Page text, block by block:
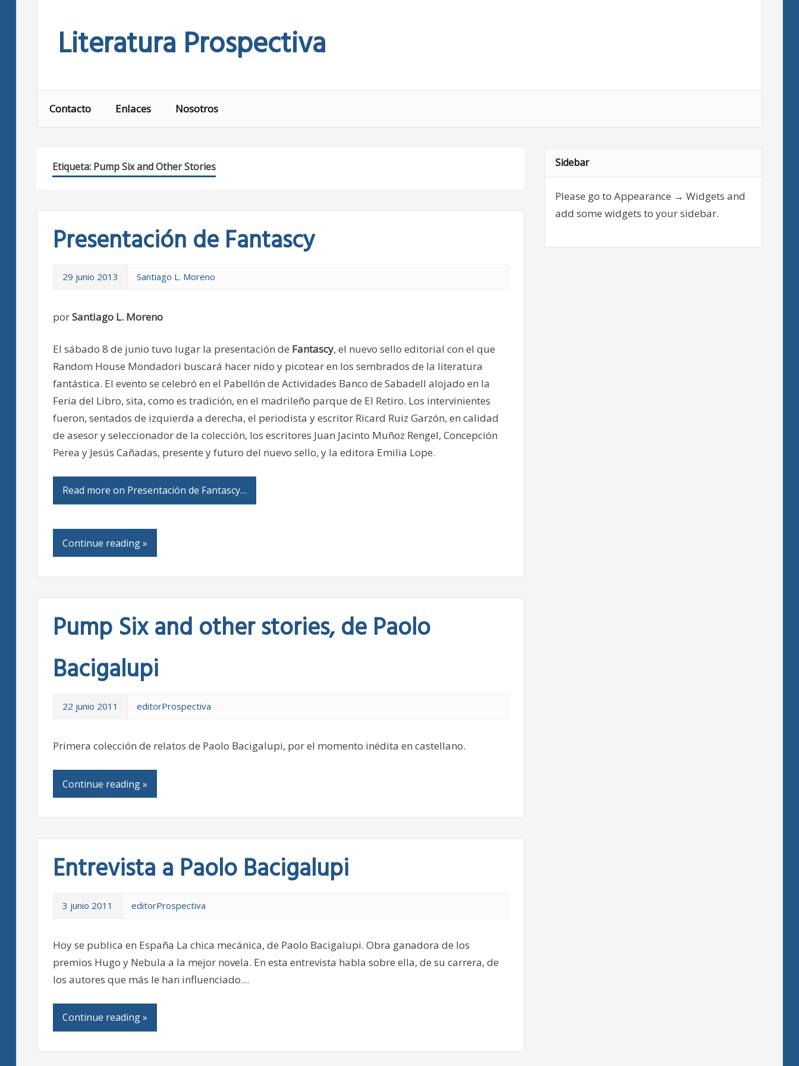
Literatura Prospectiva
Contacto Enlaces Nosotros
Etiqueta: Pump Six and Other Stories
Presentación de Fantascy
29 junio 2013 Santiago L. Moreno
porSantiago L. Moreno
El sábado 8 de junio tuvo lugar la presentación de Fantascy, el nuevo sello editorial con el que
Random House Mondadori buscará hacer nido y picotear en los sembrados de la literatura
fantástica. El evento se celebró en el Pabellón de Actividades Banco de Sabadell alojado en la
Feria del Libro, sita, como es tradición, en el madrileño parque de El Retiro. Los intervinientes
fueron, sentados de izquierda a derecha, el periodista y escritor Ricard Ruiz Garzón, en calidad
de asesor y seleccionador de la colección, los escritores Juan Jacinto Muñoz Rengel, Concepción
Perea y Jesús Cañadas, presente y futuro del nuevo sello, y la editora Emilia Lope.
Read more on Presentación de Fantascy…
Continue reading »
Pump Six and other stories, de Paolo
Bacigalupi
22 junio 2011 editorProspectiva
Primera colección de relatos de Paolo Bacigalupi, por el momento inédita en castellano.
Continue reading »
Entrevista a Paolo Bacigalupi
3 junio 2011 editorProspectiva
Hoy se publica en España La chica mecánica, de Paolo Bacigalupi. Obra ganadora de los
premios Hugo y Nebula a la mejor novela. En esta entrevista habla sobre ella, de su carrera, de
los autores que más le han influenciado…
Continue reading »
Sidebar
Please go to Appearance → Widgets and
add some widgets to your sidebar.